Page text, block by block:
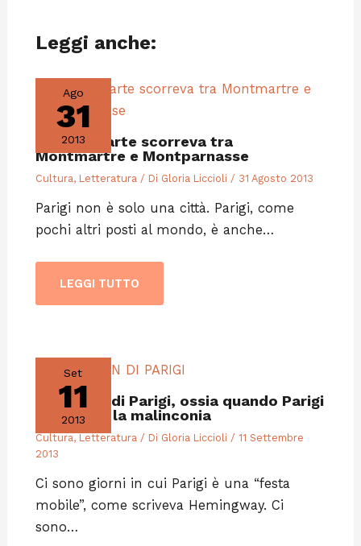
Leggi anche:
Ago
31
2013
Quando l’arte scorreva tra
Montmartre e Montparnasse
Cultura, Letteratura/ Di Gloria Liccioli / 31 Agosto 2013
Parigi non è solo una città. Parigi, come
pochi altri posti al mondo, è anche…
LEGGI TUTTO
Set
11
2013
Lo spleen di Parigi, ossia quando Parigi
ti attacca la malinconia
Cultura, Letteratura/ Di Gloria Liccioli / 11 Settembre
2013
Ci sono giorni in cui Parigi è una “festa
mobile”, come scriveva Hemingway. Ci
sono…